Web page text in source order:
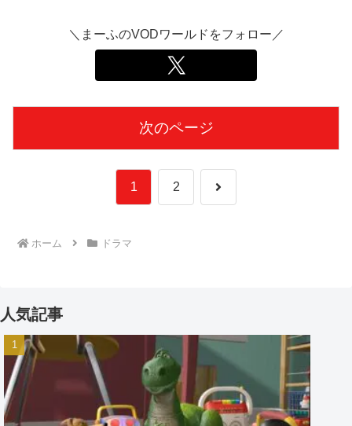
＼まーふのVODワールドをフォロー／
次のページ
1 2 次
ホーム ドラマ
人気記事